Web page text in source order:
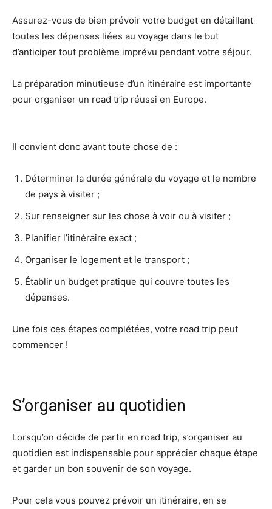
Assurez-vous de bien prévoir votre budget en détaillant
toutes les dépenses liées au voyage dans le but
d’anticiper tout problème imprévu pendant votre séjour.
La préparation minutieuse d’un itinéraire est importante
pour organiser un road trip réussi en Europe.
Il convient donc avant toute chose de :
Déterminer la durée générale du voyage et le nombre
de pays à visiter ;
Sur renseigner sur les chose à voir ou à visiter ;
Planifier l’itinéraire exact ;
Organiser le logement et le transport ;
Établir un budget pratique qui couvre toutes les
dépenses.
Une fois ces étapes complétées, votre road trip peut
commencer !
S’organiser au quotidien
Lorsqu’on décide de partir en road trip, s’organiser au
quotidien est indispensable pour apprécier chaque étape
et garder un bon souvenir de son voyage.
Pour cela vous pouvez prévoir un itinéraire, en se